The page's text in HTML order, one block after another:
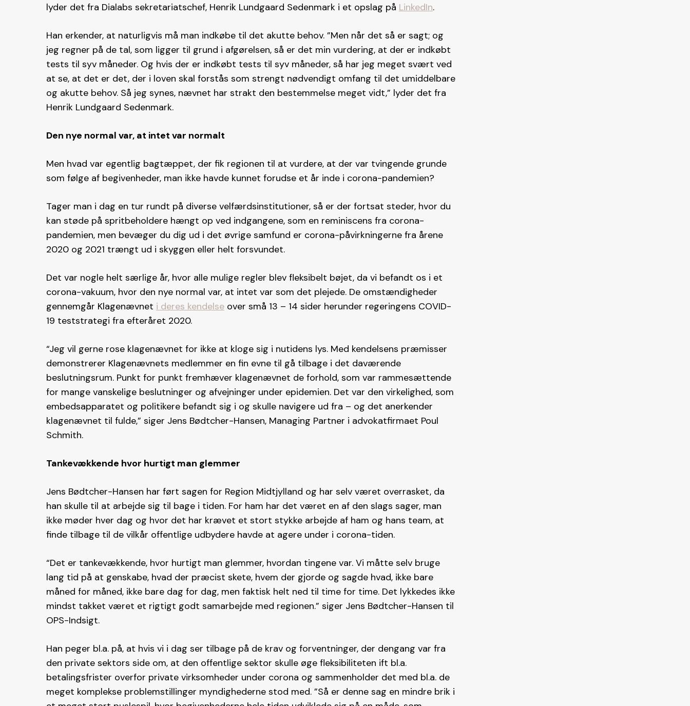
lyder det fra Dialabs sekretariatschef, Henrik Lundgaard Sedenmark i et opslag på LinkedIn.
Han erkender, at naturligvis må man indkøbe til det akutte behov. ”Men når det så er sagt; og
jeg regner på de tal, som ligger til grund i afgørelsen, så er det min vurdering, at der er indkøbt
tests til syv måneder. Og hvis der er indkøbt tests til syv måneder, så har jeg meget svært ved
at se, at det er det, der i loven skal forstås som strengt nødvendigt omfang til det umiddelbare
og akutte behov. Så jeg synes, nævnet har strakt den bestemmelse meget vidt,” lyder det fra
Henrik Lundgaard Sedenmark.
Den nye normal var, at intet var normalt
Men hvad var egentlig bagtæppet, der fik regionen til at vurdere, at der var tvingende grunde
som følge af begivenheder, man ikke havde kunnet forudse et år inde i corona-pandemien?
Tager man i dag en tur rundt på diverse velfærdsinstitutioner, så er der fortsat steder, hvor du
kan støde på spritbeholdere hængt op ved indgangene, som en reminiscens fra corona-
pandemien, men bevæger du dig ud i det øvrige samfund er corona-påvirkningerne fra årene
2020 og 2021 trængt ud i skyggen eller helt forsvundet.
Det var nogle helt særlige år, hvor alle mulige regler blev fleksibelt bøjet, da vi befandt os i et
corona-vakuum, hvor den nye normal var, at intet var som det plejede. De omstændigheder
gennemgår Klagenævnet i deres kendelse over små 13 – 14 sider herunder regeringens COVID-
19 teststrategi fra efteråret 2020.
“Jeg vil gerne rose klagenævnet for ikke at kloge sig i nutidens lys. Med kendelsens præmisser
demonstrerer Klagenævnets medlemmer en fin evne til gå tilbage i det daværende
beslutningsrum. Punkt for punkt fremhæver klagenævnet de forhold, som var rammesættende
for mange vanskelige beslutninger og afvejninger under epidemien. Det var den virkelighed, som
embedsapparatet og politikere befandt sig i og skulle navigere ud fra – og det anerkender
klagenævnet til fulde,” siger Jens Bødtcher-Hansen, Managing Partner i advokatfirmaet Poul
Schmith.
Tankevækkende hvor hurtigt man glemmer
Jens Bødtcher-Hansen har ført sagen for Region Midtjylland og har selv været overrasket, da
han skulle til at arbejde sig til bage i tiden. For ham har det været en af den slags sager, man
ikke møder hver dag og hvor det har krævet et stort stykke arbejde af ham og hans team, at
finde tilbage til de vilkår offentlige udbydere havde at agere under i corona-tiden.
“Det er tankevækkende, hvor hurtigt man glemmer, hvordan tingene var. Vi måtte selv bruge
lang tid på at genskabe, hvad der præcist skete, hvem der gjorde og sagde hvad, ikke bare
måned for måned, ikke bare dag for dag, men faktisk helt ned til time for time. Det lykkedes ikke
mindst takket været et rigtigt godt samarbejde med regionen.” siger Jens Bødtcher-Hansen til
OPS-Indsigt.
Han peger bl.a. på, at hvis vi i dag ser tilbage på de krav og forventninger, der dengang var fra
den private sektors side om, at den offentlige sektor skulle øge fleksibiliteten ift bl.a.
betalingsfrister overfor private virksomheder under corona og sammenholder det med bl.a. de
meget komplekse problemstillinger myndighederne stod med. ”Så er denne sag en mindre brik i